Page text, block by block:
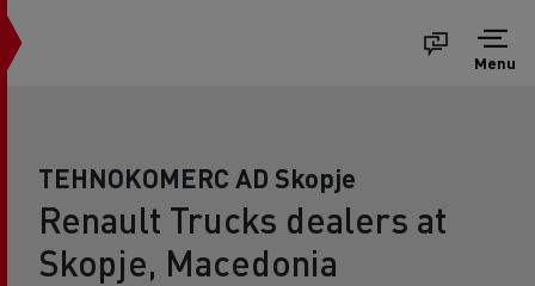
Menu
TEHNOKOMERC AD Skopje
Renault Trucks dealers at
Skopje, Macedonia